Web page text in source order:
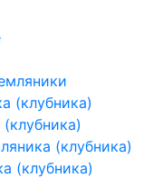
(клубника)
(клубника)
(клубника)